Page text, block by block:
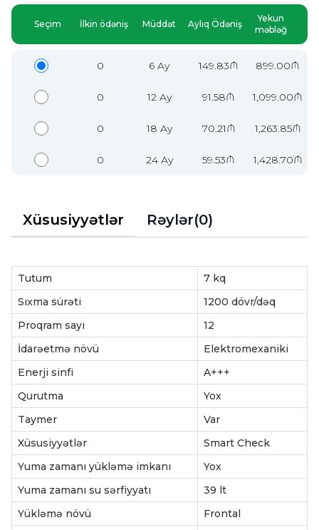
Seçim İlkin ödəniş Müddət Aylıq Ödəniş
Yekun
məbləğ
0 6 Ay 149.83₼ 899.00₼
0 12 Ay 91.58₼ 1,099.00₼
0 18 Ay 70.21₼ 1,263.85₼
0 24 Ay 59.53₼ 1,428.70₼
Xüsusiyyətlər Rəylər(0)
Tutum
7 kq
Sıxma sürəti
1200 dövr/dəq
Proqram sayı
12
İdarəetmə növü
Elektromexaniki
Enerji sinfi
A+++
Qurutma
Yox
Taymer
Var
Xüsusiyyətlər
Smart Check
Yuma zamanı yükləmə imkanı
Yox
Yuma zamanı su sərfiyyatı
39 lt
Yükləmə növü
Frontal